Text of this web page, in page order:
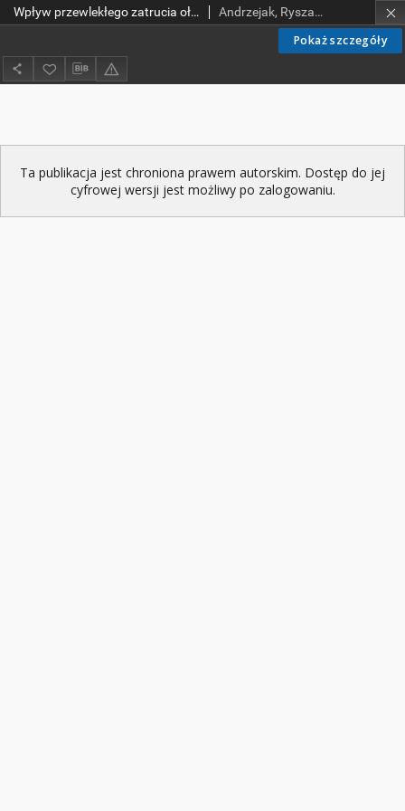
Pokaż szczegóły
Wpływ przewlekłego zatrucia ołowiem na parametry zmienności rytmu serca Andrzejak, Ryszard; Poręba, Rafał; Derkacz, Arkadiusz
Ta publikacja jest chroniona prawem autorskim. Dostęp do jej
cyfrowej wersji jest możliwy po zalogowaniu.